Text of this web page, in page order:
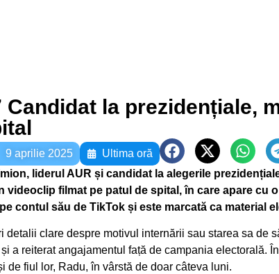
Candidat la prezidențiale,
9 aprilie 2025
Ultima oră
liderul AUR și candidat la alegerile
videoclip filmat pe patul de spital, în care apare cu
contul său de TikTok și este marcată ca material
detalii clare despre motivul internării sau starea sa de
a reiterat angajamentul față de campania electorală.
de fiul lor, Radu, în vârstă de doar câteva luni.